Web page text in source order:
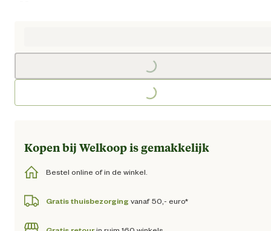
Loading...
Loading...
Kopen bij Welkoop is gemakkelijk
Bestel online of in de winkel.
Gratis thuisbezorging vanaf 50,- euro*